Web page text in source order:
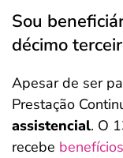
Sou
décimo
Apesar de ser
Prestação
assistencial. O
recebe